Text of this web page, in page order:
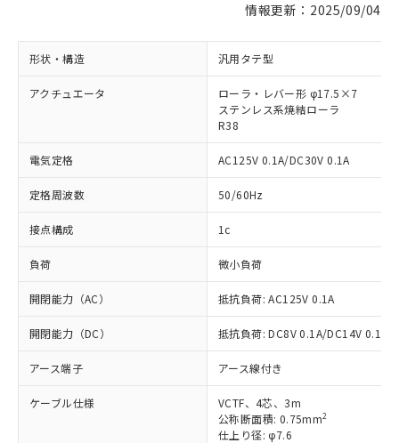
情報更新：2025/09/04
形状・構造 汎用タテ型
アクチュエータ
ローラ・レバー形 φ17.5×7
ステンレス系焼結ローラ
R38
電気定格 AC125V 0.1A/DC30V 0.1A
定格周波数 50/60Hz
接点構成 1c
負荷 微小負荷
開閉能力（AC） 抵抗負荷: AC125V 0.1A
開閉能力（DC） 抵抗負荷: DC8V 0.1A/DC14V 0.1A/
アース端子 アース線付き
ケーブル仕様
VCTF、4芯、3m
公称断面積: 0.75mm2
仕上り径: φ7.6